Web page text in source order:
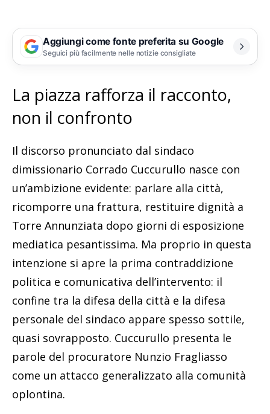
Aggiungi come fonte preferita su Google
Seguici più facilmente nelle notizie consigliate
La piazza rafforza il racconto,
non il confronto
Il discorso pronunciato dal sindaco
dimissionario Corrado Cuccurullo nasce con
un’ambizione evidente: parlare alla città,
ricomporre una frattura, restituire dignità a
Torre Annunziata dopo giorni di esposizione
mediatica pesantissima. Ma proprio in questa
intenzione si apre la prima contraddizione
politica e comunicativa dell’intervento: il
confine tra la difesa della città e la difesa
personale del sindaco appare spesso sottile,
quasi sovrapposto. Cuccurullo presenta le
parole del procuratore Nunzio Fragliasso
come un attacco generalizzato alla comunità
oplontina.